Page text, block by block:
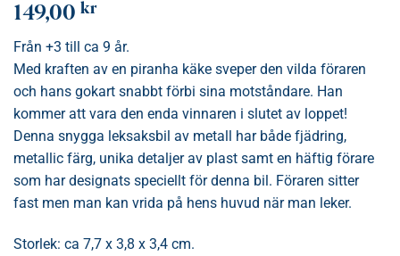
149,00 kr
Från +3 till ca 9 år.
Med kraften av en piranha käke sveper den vilda föraren
och hans gokart snabbt förbi sina motståndare. Han
kommer att vara den enda vinnaren i slutet av loppet!
Denna snygga leksaksbil av metall har både fjädring,
metallic färg, unika detaljer av plast samt en häftig förare
som har designats speciellt för denna bil. Föraren sitter
fast men man kan vrida på hens huvud när man leker.
Storlek: ca 7,7 x 3,8 x 3,4 cm.